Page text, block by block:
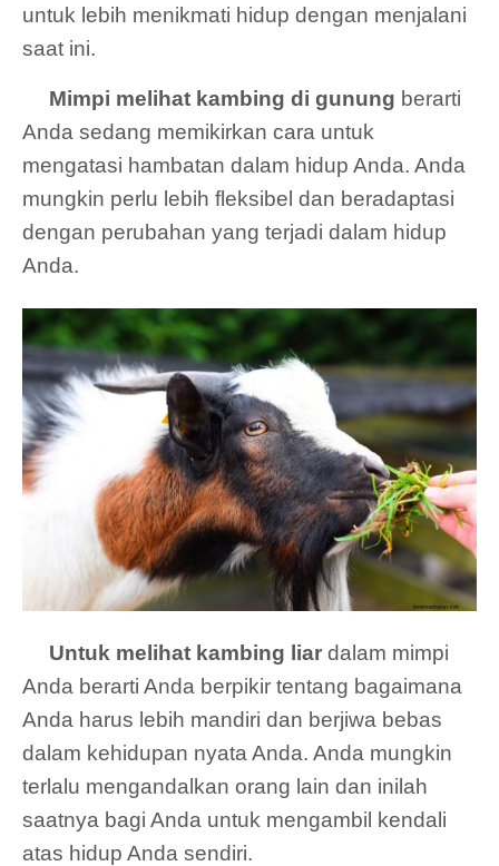
untuk lebih menikmati hidup dengan menjalani
saat ini.
Mimpi melihat kambing di gunung berarti
Anda sedang memikirkan cara untuk
mengatasi hambatan dalam hidup Anda. Anda
mungkin perlu lebih fleksibel dan beradaptasi
dengan perubahan yang terjadi dalam hidup
Anda.
Untuk melihat kambing liar dalam mimpi
Anda berarti Anda berpikir tentang bagaimana
Anda harus lebih mandiri dan berjiwa bebas
dalam kehidupan nyata Anda. Anda mungkin
terlalu mengandalkan orang lain dan inilah
saatnya bagi Anda untuk mengambil kendali
atas hidup Anda sendiri.